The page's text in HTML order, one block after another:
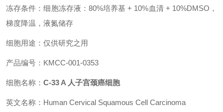
冻存条件：细胞冻存液：80%培养基 + 10%血清 + 10%DMSO，
梯度降温，液氮储存
细胞用途：仅供研究之用
产品编号：KMCC-001-0353
细胞名称： C-33 A 人子宫颈癌细胞
英文名称：Human Cervical Squamous Cell Carcinoma